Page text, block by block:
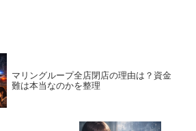
マリングループ全店閉店の理由は？資金
難は本当なのかを整理